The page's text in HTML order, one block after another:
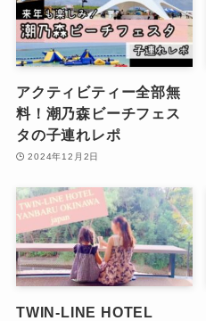
アクティビティー全部無
料！潮乃森ビーチフェス
タの子連れレポ
2024年12月2日
TWIN-LINE HOTEL